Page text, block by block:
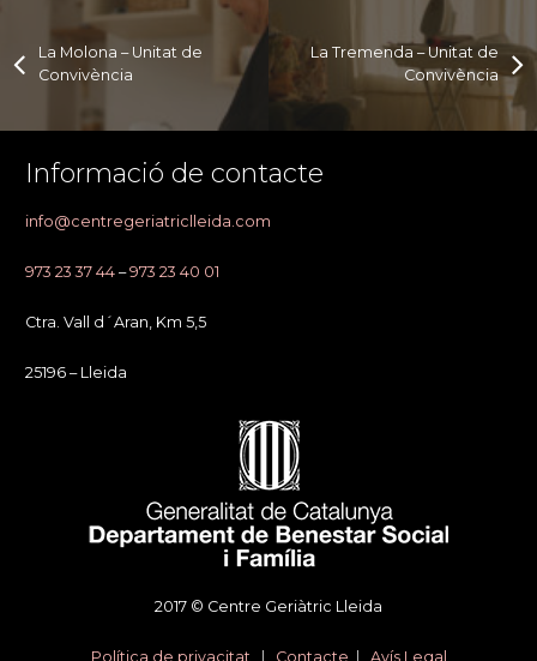
La Molona – Unitat de
Convivència
La Tremenda – Unitat de
Convivència
Informació de contacte
info@centregeriatriclleida.com
973 23 37 44 –973 23 40 01
Ctra. Vall d´Aran, Km 5,5
25196 – Lleida
2017 © Centre Geriàtric Lleida
Política de privacitat Contacte Avís Legal